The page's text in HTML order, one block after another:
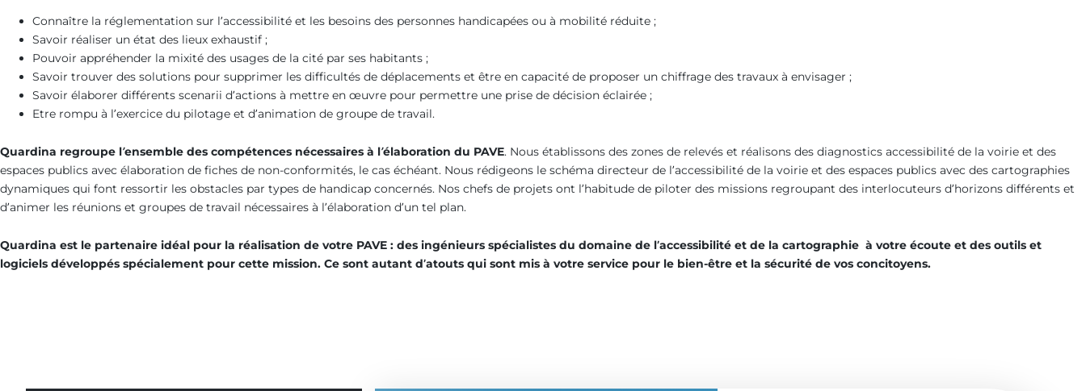
Connaître la réglementation sur l’accessibilité et les besoins des personnes handicapées ou à mobilité réduite ;
Savoir réaliser un état des lieux exhaustif ;
Pouvoir appréhender la mixité des usages de la cité par ses habitants ;
Savoir trouver des solutions pour supprimer les difficultés de déplacements et être en capacité de proposer un chiffrage des travaux à envisager ;
Savoir élaborer différents scenarii d’actions à mettre en œuvre pour permettre une prise de décision éclairée ;
Etre rompu à l’exercice du pilotage et d’animation de groupe de travail.
Quardina regroupe l’ensemble des compétences nécessaires à l’élaboration du PAVE. Nous établissons des zones de relevés et réalisons des diagnostics accessibilité de la voirie et des
espaces publics avec élaboration de fiches de non-conformités, le cas échéant. Nous rédigeons le schéma directeur de l’accessibilité de la voirie et des espaces publics avec des cartographies
dynamiques qui font ressortir les obstacles par types de handicap concernés. Nos chefs de projets ont l’habitude de piloter des missions regroupant des interlocuteurs d’horizons différents et
d’animer les réunions et groupes de travail nécessaires à l’élaboration d’un tel plan.
Quardina est le partenaire idéal pour la réalisation de votre PAVE : des ingénieurs spécialistes du domaine de l’accessibilité et de la cartographie à votre écoute et des outils et
logiciels développés spécialement pour cette mission. Ce sont autant d’atouts qui sont mis à votre service pour le bien-être et la sécurité de vos concitoyens.